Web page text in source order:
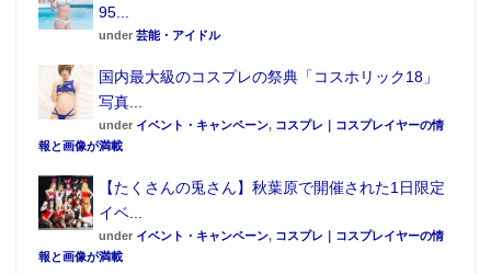
95...
under 芸能・アイドル
国内最大級のコスプレの祭典「コスホリック18」
写真...
under イベント・キャンペーン, コスプレ｜コスプレイヤーの情
報と画像が満載
【たくさんの兎さん】秋葉原で開催された1日限定
イベ...
under イベント・キャンペーン, コスプレ｜コスプレイヤーの情
報と画像が満載